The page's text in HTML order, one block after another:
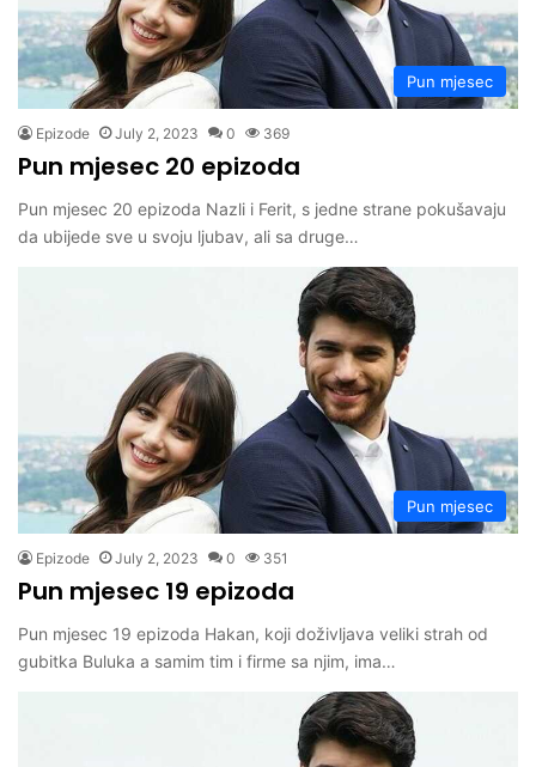
Pun mjesec
Epizode July 2, 2023 0 369
Pun mjesec 20 epizoda
Pun mjesec 20 epizoda Nazli i Ferit, s jedne strane pokušavaju
da ubijede sve u svoju ljubav, ali sa druge…
Pun mjesec
Epizode July 2, 2023 0 351
Pun mjesec 19 epizoda
Pun mjesec 19 epizoda Hakan, koji doživljava veliki strah od
gubitka Buluka a samim tim i firme sa njim, ima…